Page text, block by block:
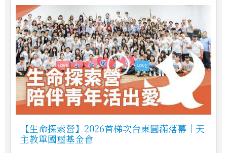
【生命探索營】2026首梯次台東圓滿落幕｜天
主教單國璽基金會